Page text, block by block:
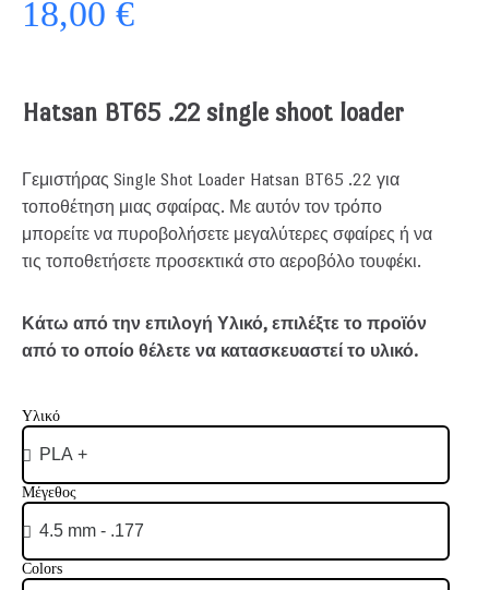
18,00 €
Hatsan BT65 .22 single shoot loader
Γεμιστήρας Single Shot Loader Hatsan BT65 .22 για
τοποθέτηση μιας σφαίρας. Με αυτόν τον τρόπο
μπορείτε να πυροβολήσετε μεγαλύτερες σφαίρες ή να
τις τοποθετήσετε προσεκτικά στο αεροβόλο τουφέκι.
Κάτω από την επιλογή Υλικό, επιλέξτε το προϊόν
από το οποίο θέλετε να κατασκευαστεί το υλικό.
Υλικό
Μέγεθος
Colors